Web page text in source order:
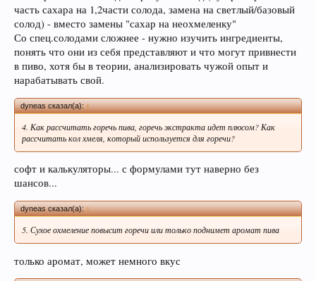
дофамин, отвечающий за чувство
удовлетворения. При этом удовольствие
вызывает только вкус пива, независимо от того,
любит ли мужчина напитки этой марки, и даже
при отсутствии алкоголя.
Пиво богато антиоксидантами, которые
приходят из хмеля и солода, из которых оно
состоит. Эти антиоксиданты предотвратят рак.
часть сахара на 1,2части солода, замена на светлый/базовый
солод) - вместо замены "сахар на неохмеленку"
Со спец.солодами сложнее - нужно изучить ингредиенты,
понять что они из себя представляют и что могут привнести
в пиво, хотя бы в теории, анализировать чужой опыт и
нарабатывать свой.
dyneas сказал(а):↑
4. Как рассчитать горечь пива, горечь экстракта идет плюсом? Как
рассчитать кол хмеля, который используется для горечи?
софт и калькуляторы... с формулами тут наверно без
шансов...
dyneas сказал(а):↑
5. Сухое охмеление повысит горечи или только поднимет аромат пива
только аромат, может немного вкус